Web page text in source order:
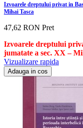
Izvoarele dreptului privat in
Mihai Tasca
47,62 RON Pret
Izvoarele dreptului
jumatate a sec. XX –
Vizualizare rapida
Adauga in cos